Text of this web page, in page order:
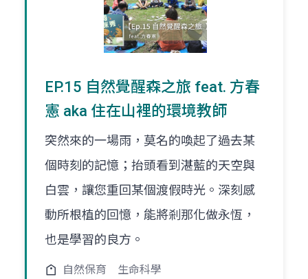
EP.15 自然覺醒森之旅 feat. 方春
憲 aka 住在山裡的環境教師
突然來的一場雨，莫名的喚起了過去某
個時刻的記憶；抬頭看到湛藍的天空與
白雲，讓您重回某個渡假時光。深刻感
動所根植的回憶，能將剎那化做永恆，
也是學習的良方。
自然保育 生命科學